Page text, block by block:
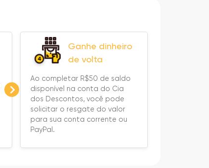
Ganhe dinheiro
de volta
Ao completar R$50 de saldo
disponível na conta do Cia
dos Descontos, você pode
solicitar o resgate do valor
para sua conta corrente ou
PayPal.